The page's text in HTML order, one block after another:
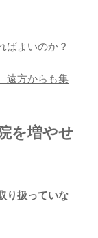
ばよいのか？
遠方からも集
を増やせ
り扱っていな